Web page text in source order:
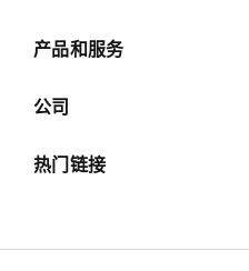
产品和服务
公司
热门链接